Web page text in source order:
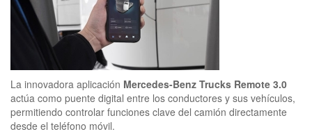
La innovadora aplicación Mercedes-Benz Trucks Remote 3.0
actúa como puente digital entre los conductores y sus vehículos,
permitiendo controlar funciones clave del camión directamente
desde el teléfono móvil.